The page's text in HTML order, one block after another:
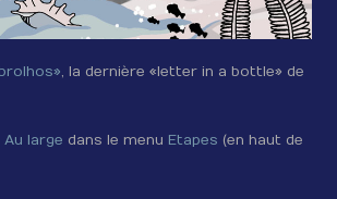
, la dernière «letter in a bottle» de
Au large dans le menu Etapes (en haut de